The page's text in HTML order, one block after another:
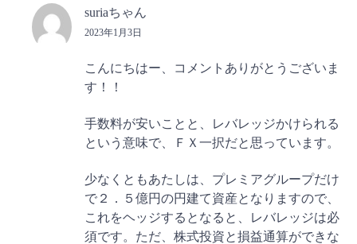
suriaちゃん
2023年1月3日
こんにちはー、コメントありがとうございま
す！！
手数料が安いことと、レバレッジかけられる
という意味で、ＦＸ一択だと思っています。
少なくともあたしは、プレミアグループだけ
で２．５億円の円建て資産となりますので、
これをヘッジするとなると、レバレッジは必
須です。ただ、株式投資と損益通算ができな